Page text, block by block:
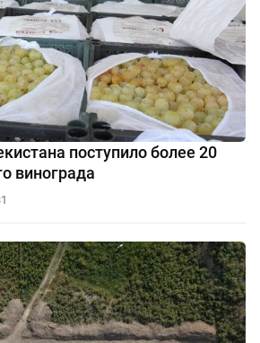
поступило более 20
винограда